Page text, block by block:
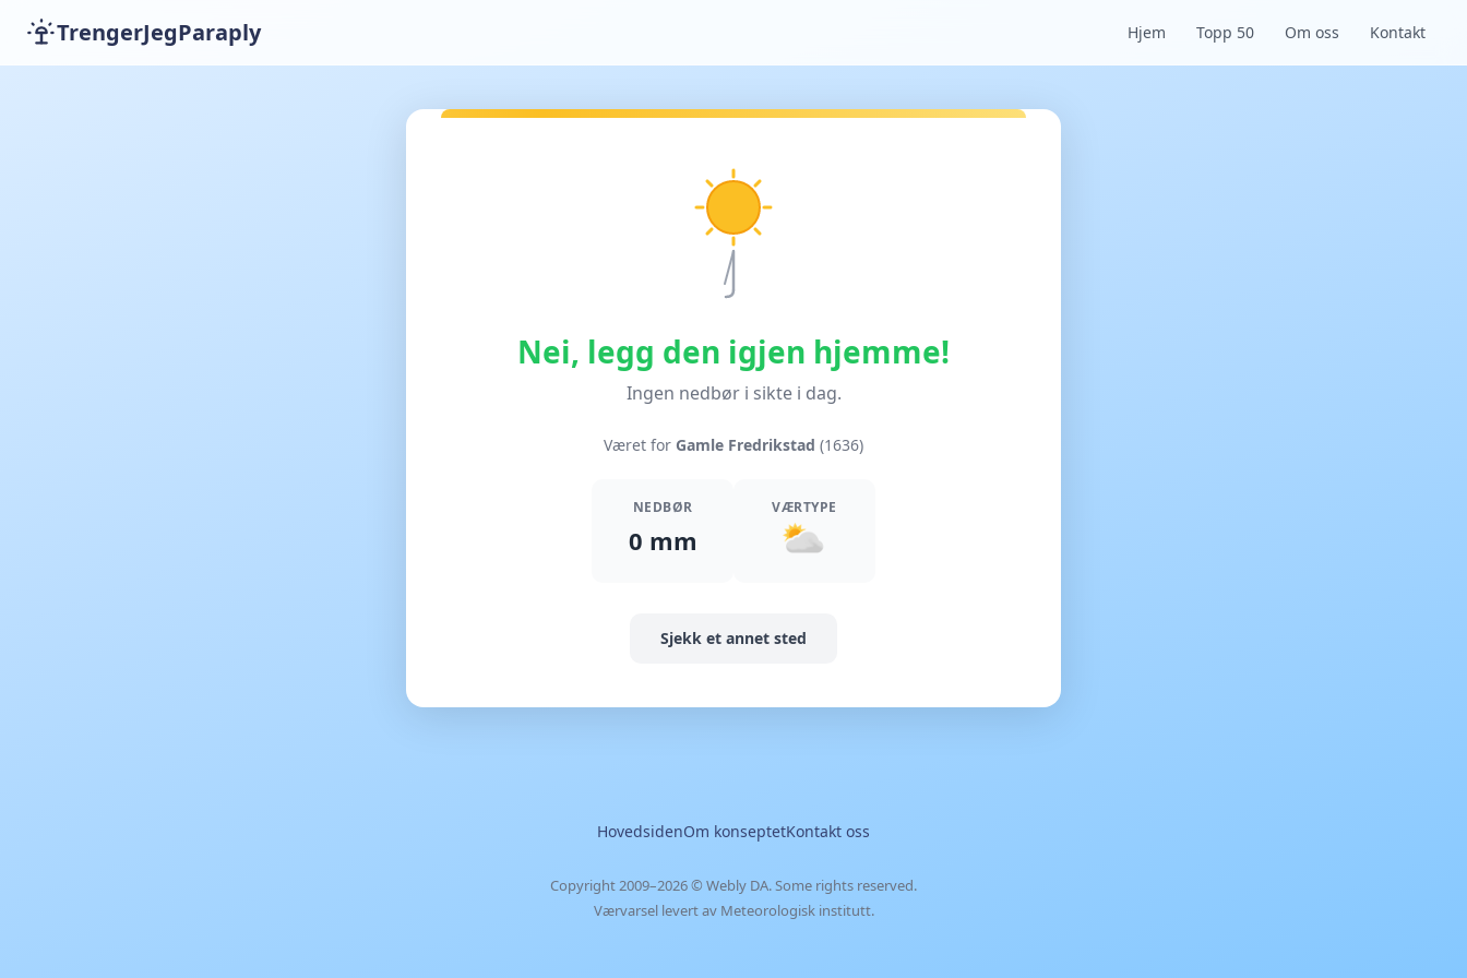
TrengerJegParaply Hjem Topp 50 Om oss Kontakt
Nei, legg den igjen hjemme!
Ingen nedbør i sikte i dag.
Været for Gamle Fredrikstad (1636)
NEDBØR
0 mm
VÆRTYPE
Sjekk et annet sted
HovedsidenOm konseptetKontakt oss
Copyright 2009–2026 © Webly DA. Some rights reserved.
Værvarsel levert av Meteorologisk institutt.